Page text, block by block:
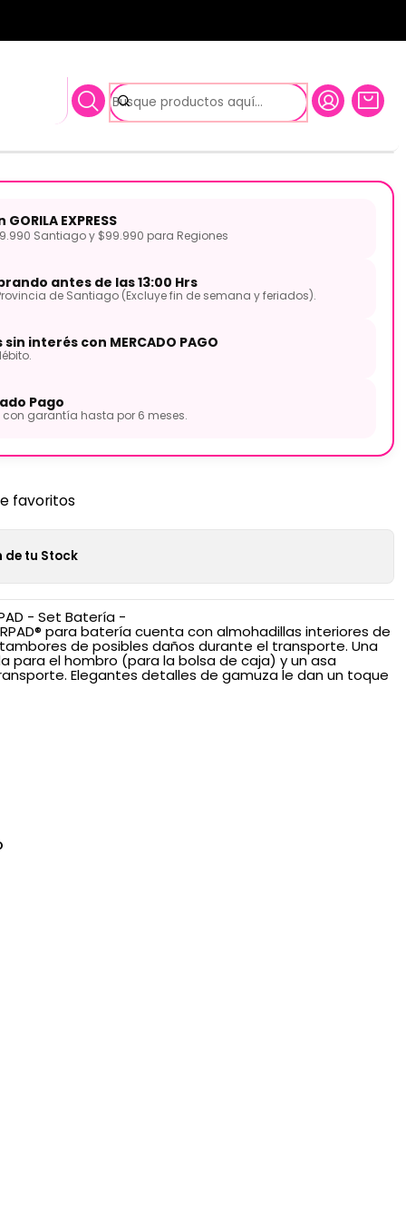
de 5pcs rock negras
EXPRESS
Santiago y $99.990 para Regiones
antes de las 13:00 Hrs
de Santiago (Excluye fin de semana y feriados).
interés con MERCADO PAGO
Pago
garantía hasta por 6 meses.
favoritos
tu Stock
- Set Batería -
para batería cuenta con almohadillas interiores de
de posibles daños durante el transporte. Una
para el hombro (para la bolsa de caja) y un asa
Elegantes detalles de gamuza le dan un toque